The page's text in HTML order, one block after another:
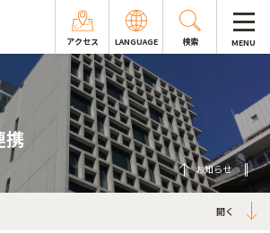
アクセス LANGUAGE 検索 MENU
携
お知らせ